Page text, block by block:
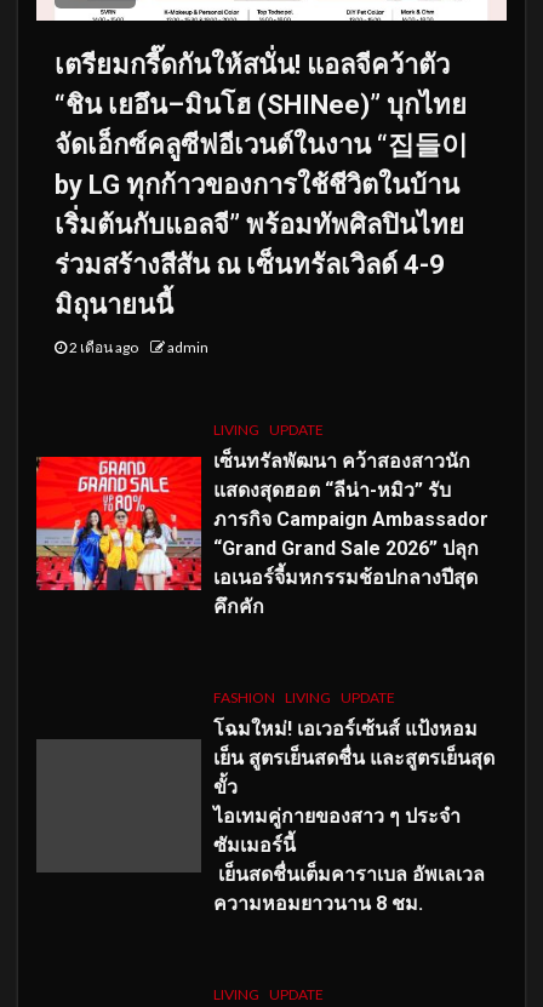
เตรียมกรี๊ดกันให้สนั่น! แอลจีคว้าตัว
“ชิน เยอึน–มินโฮ (SHINee)” บุกไทย
จัดเอ็กซ์คลูซีฟอีเวนต์ในงาน “집들이
by LG ทุกก้าวของการใช้ชีวิตในบ้าน
เริ่มต้นกับแอลจี” พร้อมทัพศิลปินไทย
ร่วมสร้างสีสัน ณ เซ็นทรัลเวิลด์ 4-9
มิถุนายนนี้
2 เดือน ago admin
LIVING UPDATE
เซ็นทรัลพัฒนา คว้าสองสาวนัก
แสดงสุดฮอต “ลีน่า-หมิว” รับ
ภารกิจ Campaign Ambassador
“Grand Grand Sale 2026” ปลุก
เอเนอร์จี้มหกรรมช้อปกลางปีสุด
คึกคัก
FASHION LIVING UPDATE
โฉมใหม่! เอเวอร์เซ้นส์ แป้งหอม
เย็น สูตรเย็นสดชื่น และสูตรเย็นสุด
ขั้ว
ไอเทมคู่กายของสาว ๆ ประจำ
ซัมเมอร์นี้
เย็นสดชื่นเต็มคาราเบล อัพเลเวล
ความหอมยาวนาน 8 ชม.
LIVING UPDATE